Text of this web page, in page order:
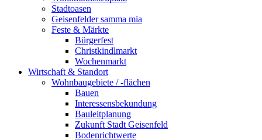
Stadtoasen
Geisenfelder samma mia
Feste & Märkte
Bürgerfest
Christkindlmarkt
Wochenmarkt
Wirtschaft & Standort
Wohnbaugebiete / -flächen
Bauen
Interessensbekundung
Bauleitplanung
Zukunft Stadt Geisenfeld
Bodenrichtwerte